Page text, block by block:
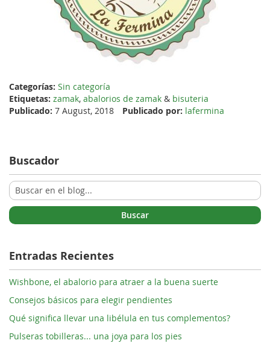
Categorías: Sin categoría
Etiquetas: zamak, abalorios de zamak & bisuteria
Publicado: 7 August, 2018 Publicado por: lafermina
Buscador
Buscar
Entradas Recientes
Wishbone, el abalorio para atraer a la buena suerte
Consejos básicos para elegir pendientes
Qué significa llevar una libélula en tus complementos?
Pulseras tobilleras... una joya para los pies